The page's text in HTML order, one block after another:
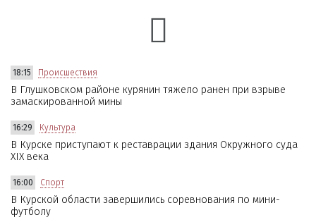
18:15 Происшествия
В Глушковском районе курянин тяжело ранен при взрыве
замаскированной мины
16:29 Культура
В Курске приступают к реставрации здания Окружного суда
XIX века
16:00 Спорт
В Курской области завершились соревнования по мини-
футболу